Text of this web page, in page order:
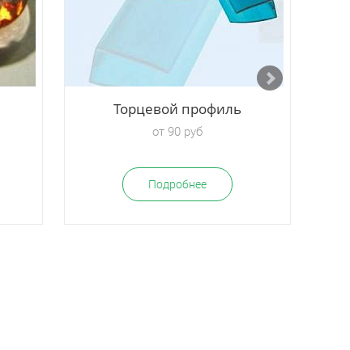
Торцевой профиль
от 90 руб
Подробнее